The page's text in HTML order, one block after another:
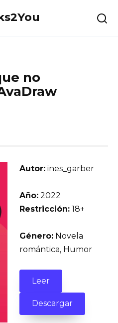
no
Autor: ines_garber
Año: 2022
Restricción: 18+
Género: Novela
romántica, Humor
Leer
Descargar